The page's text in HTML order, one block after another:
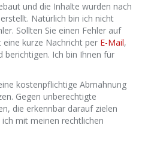
und die Inhalte wurden nach
Natürlich bin ich nicht
Sollten Sie einen Fehler auf
kurze Nachricht per E-Mail,
berichtigen. Ich bin Ihnen für
kostenpflichtige Abmahnung
Gegen unberechtigte
die erkennbar darauf zielen
mit meinen rechtlichen